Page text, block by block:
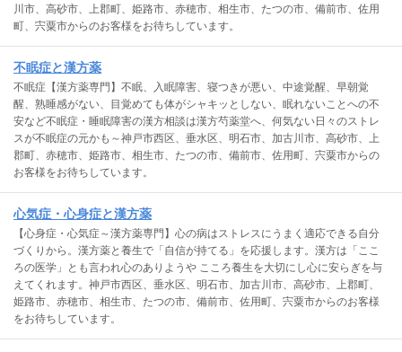
川市、高砂市、上郡町、姫路市、赤穂市、相生市、たつの市、備前市、佐用
町、宍粟市からのお客様をお待ちしています。
不眠症と漢方薬
不眠症【漢方薬専門】不眠、入眠障害、寝つきが悪い、中途覚醒、早朝覚
醒、熟睡感がない、目覚めても体がシャキッとしない、眠れないことへの不
安など不眠症・睡眠障害の漢方相談は漢方芍薬堂へ、何気ない日々のストレ
スが不眠症の元かも～神戸市西区、垂水区、明石市、加古川市、高砂市、上
郡町、赤穂市、姫路市、相生市、たつの市、備前市、佐用町、宍粟市からの
お客様をお待ちしています。
心気症・心身症と漢方薬
【心身症・心気症～漢方薬専門】心の病はストレスにうまく適応できる自分
づくりから。漢方薬と養生で「自信が持てる」を応援します。漢方は「ここ
ろの医学」とも言われ心のありようや こころ養生を大切にし心に安らぎを与
えてくれます。神戸市西区、垂水区、明石市、加古川市、高砂市、上郡町、
姫路市、赤穂市、相生市、たつの市、備前市、佐用町、宍粟市からのお客様
をお待ちしています。